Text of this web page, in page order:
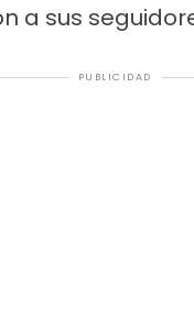
a sus
PUBLICIDAD